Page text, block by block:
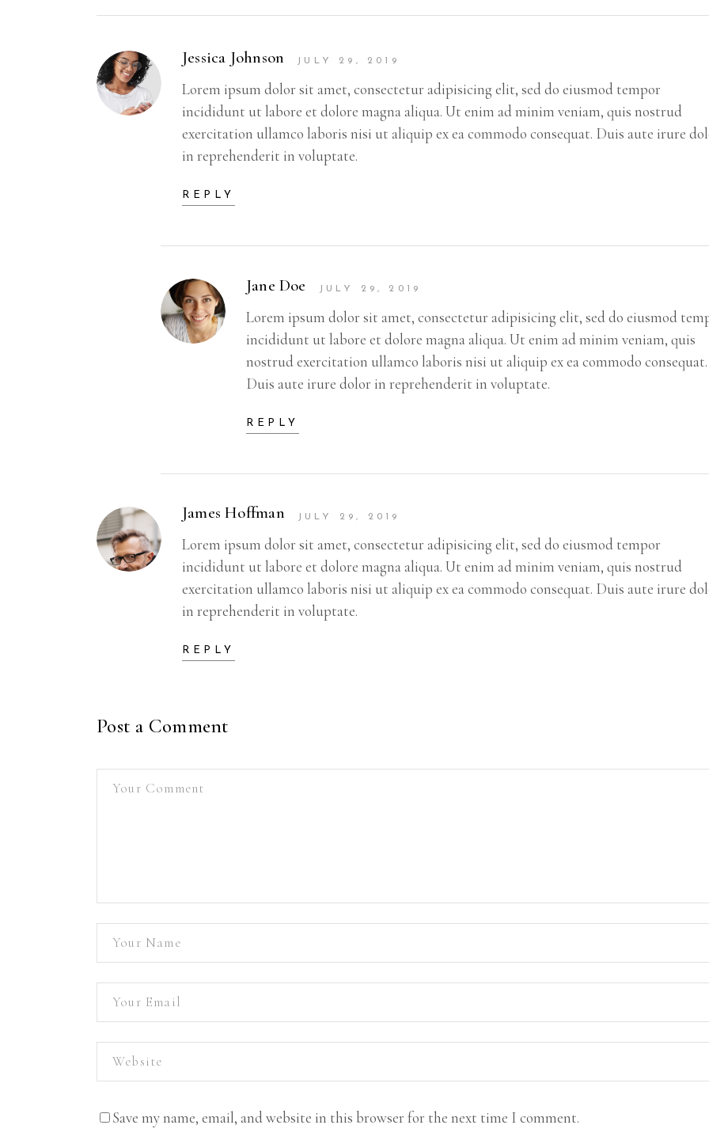
Jessica Johnson JULY 29, 2019
Lorem ipsum dolor sit amet, consectetur adipisicing elit, sed do eiusmod tempor
incididunt ut labore et dolore magna aliqua. Ut enim ad minim veniam, quis nostrud
exercitation ullamco laboris nisi ut aliquip ex ea commodo consequat. Duis aute irure
in reprehenderit in voluptate.
REPLY
Jane Doe JULY 29, 2019
Lorem ipsum dolor sit amet, consectetur adipisicing elit, sed do eiusmod
incididunt ut labore et dolore magna aliqua. Ut enim ad minim veniam, quis
nostrud exercitation ullamco laboris nisi ut aliquip ex ea commodo consequat.
Duis aute irure dolor in reprehenderit in voluptate.
REPLY
James Hoffman JULY 29, 2019
Lorem ipsum dolor sit amet, consectetur adipisicing elit, sed do eiusmod tempor
incididunt ut labore et dolore magna aliqua. Ut enim ad minim veniam, quis nostrud
exercitation ullamco laboris nisi ut aliquip ex ea commodo consequat. Duis aute irure
in reprehenderit in voluptate.
REPLY
Post a Comment
Save my name, email, and website in this browser for the next time I comment.